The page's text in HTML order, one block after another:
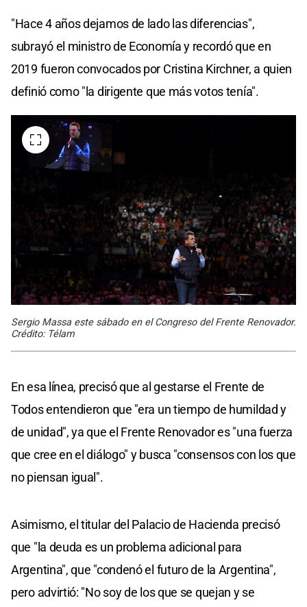
"Hace 4 años dejamos de lado las diferencias",
subrayó el ministro de Economía y recordó que en
2019 fueron convocados por Cristina Kirchner, a quien
definió como "la dirigente que más votos tenía".
Sergio Massa este sábado en el Congreso del Frente Renovador.
Crédito: Télam
En esa línea, precisó que al gestarse el Frente de
Todos entendieron que "era un tiempo de humildad y
de unidad", ya que el Frente Renovador es "una fuerza
que cree en el diálogo" y busca "consensos con los que
no piensan igual".
Asimismo, el titular del Palacio de Hacienda precisó
que "la deuda es un problema adicional para
Argentina", que "condenó el futuro de la Argentina",
pero advirtió: "No soy de los que se quejan y se